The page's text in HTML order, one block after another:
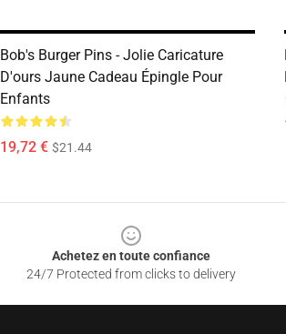
Bob's Burger Pins - Jolie Caricature
D'ours Jaune Cadeau Épingle Pour
Enfants
19,72 € $21.44
Achetez en toute confiance
24/7 Protected from clicks to delivery